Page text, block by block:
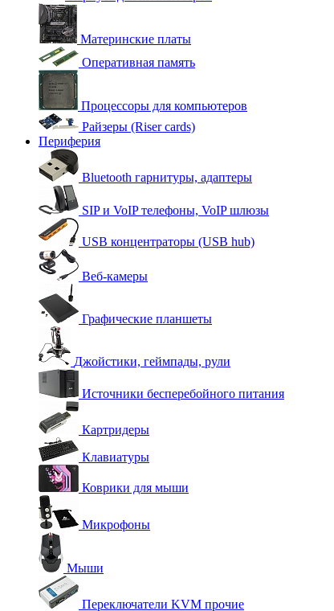
Материнские платы
Оперативная память
Процессоры для компьютеров
Райзеры (Riser cards)
Периферия
Bluetooth гарнитуры, адаптеры
SIP и VoIP телефоны, VoIP шлюзы
USB концентраторы (USB hub)
Веб-камеры
Графические планшеты
Джойстики, геймпады, рули
Источники бесперебойного питания
Картридеры
Клавиатуры
Коврики для мыши
Микрофоны
Мыши
Переключатели KVM прочие